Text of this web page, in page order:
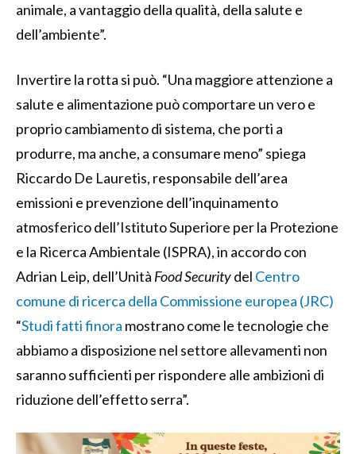
animale, a vantaggio della qualità, della salute e
dell’ambiente”.
Invertire la rotta si può. “Una maggiore attenzione a
salute e alimentazione può comportare un vero e
proprio cambiamento di sistema, che porti a
produrre, ma anche, a consumare meno” spiega
Riccardo De Lauretis, responsabile dell’area
emissioni e prevenzione dell’inquinamento
atmosferico dell’Istituto Superiore per la Protezione
e la Ricerca Ambientale (ISPRA), in accordo con
Adrian Leip, dell’Unità Food Securitydel Centro
comune di ricerca della Commissione europea (JRC)
“Studi fatti finora mostrano come le tecnologie che
abbiamo a disposizione nel settore allevamenti non
saranno sufficienti per rispondere alle ambizioni di
riduzione dell’effetto serra”.